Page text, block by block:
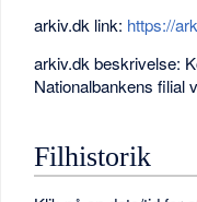
arkiv.dk link: https://
arkiv.dk beskrivelse:
Nationalbankens filial
Filhistorik